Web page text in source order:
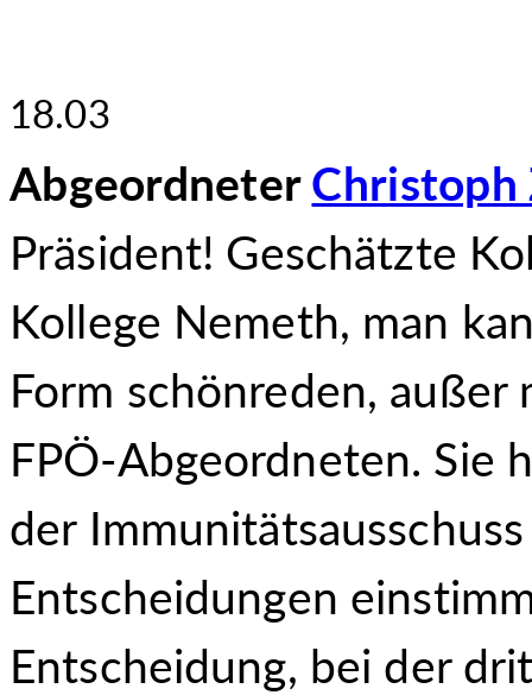
18.03
AbgeordneterChristoph
Präsident! Geschätzte
Kollege Nemeth, man
Form schönreden, außer
FPÖ-Abgeordneten. Sie
der
Entscheidungen
Entscheidung, bei der